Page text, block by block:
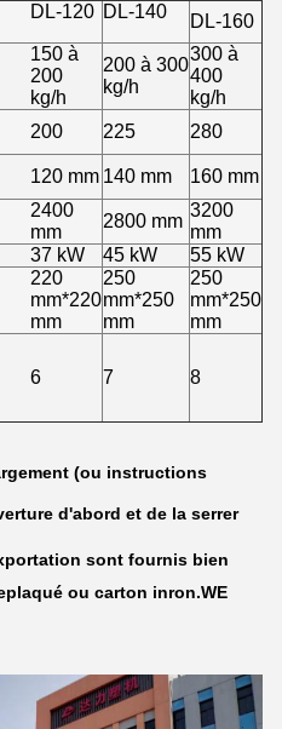
DL-120 DL-140 DL-160
150 à
200
kg/h
200 à 300
kg/h
300 à
400
kg/h
200 225
280
120 mm 140 mm
160 mm
2400
mm
2800 mm
3200
mm
37 kW 45 kW
55 kW
220
mm*220
mm
250
mm*250
mm
250
mm*250
mm
6 7 8
(ou instructions
d'abord et de la serrer
sont fournis bien
ou carton inron.WE